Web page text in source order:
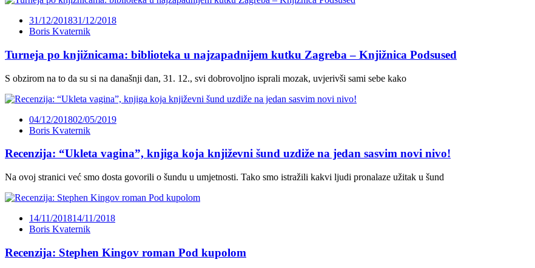
31/12/201831/12/2018
Boris Kvaternik
Turneja po knjižnicama: biblioteka u najzapadnijem kutku Zagreba – Knjižnica Podsused
S obzirom na to da su si na današnji dan, 31. 12., svi dobrovoljno isprali mozak, uvjerivši sami sebe kako
04/12/201802/05/2019
Boris Kvaternik
Recenzija: “Ukleta vagina”, knjiga koja književni šund uzdiže na jedan sasvim novi nivo!
Na ovoj stranici već smo dosta govorili o šundu u umjetnosti. Tako smo istražili kakvi ljudi pronalaze užitak u šund
14/11/201814/11/2018
Boris Kvaternik
Recenzija: Stephen Kingov roman Pod kupolom